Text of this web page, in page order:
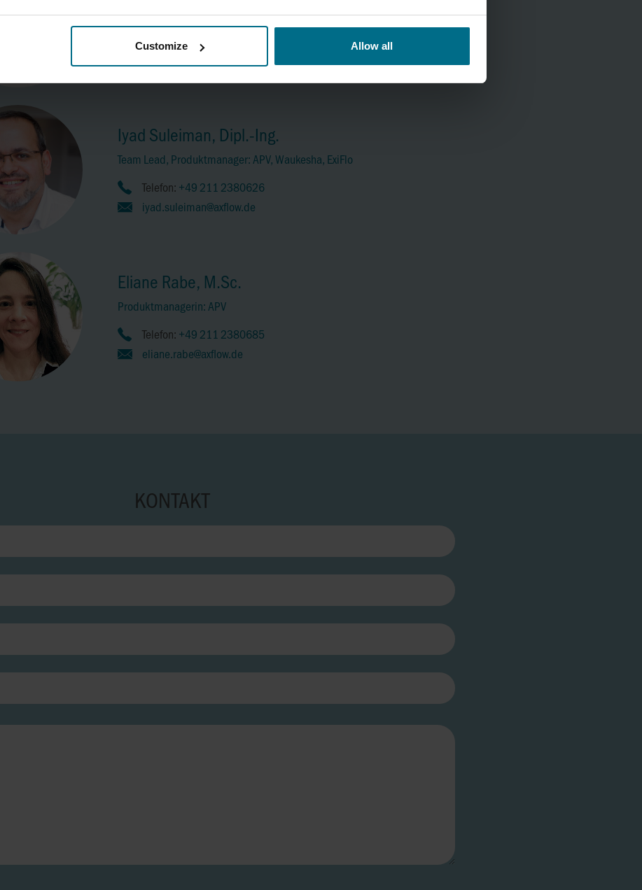
Customize Allow all
Produktmanager: Waukesha
Telefon:+49 211 2380621
Iyad Suleiman, Dipl.-Ing.
Team Lead, Produktmanager: APV, Waukesha, ExiFlo
Telefon: +49 211 2380626
iyad.suleiman@axflow.de
Eliane Rabe, M.Sc.
Produktmanagerin: APV
Telefon: +49 211 2380685
eliane.rabe@axflow.de
KONTAKT